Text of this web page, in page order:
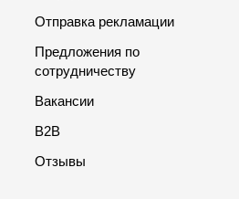
Отправка рекламации
Предложения по
сотрудничеству
Вакансии
B2B
Отзывы